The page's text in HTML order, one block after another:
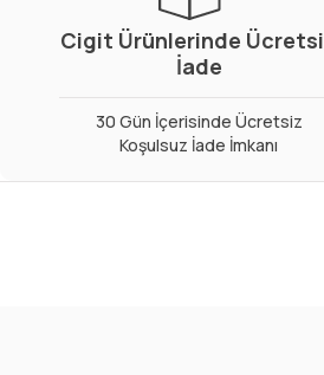
Cigit Ürünlerinde
İade
30 Gün İçerisinde Ücretsiz
Koşulsuz İade İmkanı